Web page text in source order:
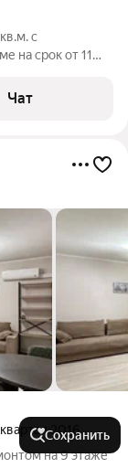
с
на срок от 11
Чат
2016
на 9 этаже
Сохранить